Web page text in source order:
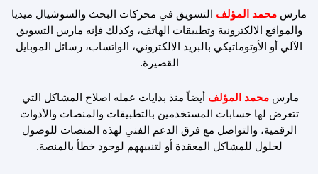
m
مارس محمد المؤلف التسويق في محركات البحث والسوشيال ميديا
والمواقع الالكترونية وتطبيقات الهاتف، وكذلك فإنه مارس التسويق
الآلي أو الأوتوماتيكي بالبريد الالكتروني، الواتساب، رسائل الموبايل
القصيرة.
مارس محمد المؤلف أيضاً منذ بدايات عمله اصلاح المشاكل التي
تتعرض لها حسابات المستخدمين بالتطبيقات والمنصات والأدوات
الرقمية، والتواصل مع فرق الدعم الفني لهذه المنصات للوصول
لحلول للمشاكل المعقدة أو لتنبيههم لوجود خطأ بالمنصة.